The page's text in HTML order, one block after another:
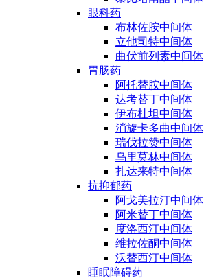
眼科药
布林佐胺中间体
立他司特中间体
曲伏前列素中间体
胃肠药
阿托替胺中间体
达考替丁中间体
伊布杜坦中间体
消旋卡多曲中间体
瑞伐拉赞中间体
乌里莫林中间体
扎达来特中间体
抗抑郁药
阿戈美拉汀中间体
阿米替丁中间体
度洛西汀中间体
维拉佐酮中间体
沃替西汀中间体
睡眠障碍药